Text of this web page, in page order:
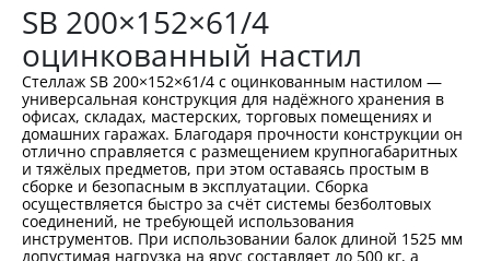
SB 200×152×61/4
оцинкованный настил
Стеллаж SB 200×152×61/4 с оцинкованным настилом —
универсальная конструкция для надёжного хранения в
офисах, складах, мастерских, торговых помещениях и
домашних гаражах. Благодаря прочности конструкции он
отлично справляется с размещением крупногабаритных
и тяжёлых предметов, при этом оставаясь простым в
сборке и безопасным в эксплуатации. Сборка
осуществляется быстро за счёт системы безболтовых
соединений, не требующей использования
инструментов. При использовании балок длиной 1525 мм
допустимая нагрузка на ярус составляет до 500 кг, а